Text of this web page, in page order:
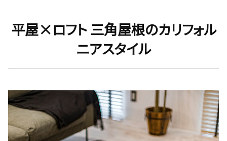
平屋×ロフト 三角屋根のカリフォル
ニアスタイル